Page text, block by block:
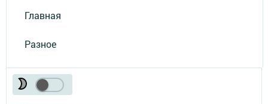
Главная
Разное